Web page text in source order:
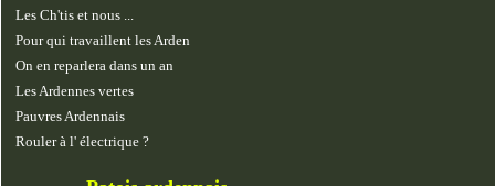
Les Ch'tis et nous ...
Pour qui travaillent les Arden
On en reparlera dans un an
Les Ardennes vertes
Pauvres Ardennais
Rouler à l' électrique ?